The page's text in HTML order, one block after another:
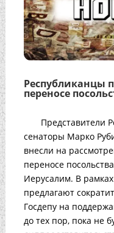
Республиканцы
переносе
Представители
сенаторы Марко
внесли на
переносе
Иерусалим. В
предлагают
Госдепу на
до тех пор, пока не